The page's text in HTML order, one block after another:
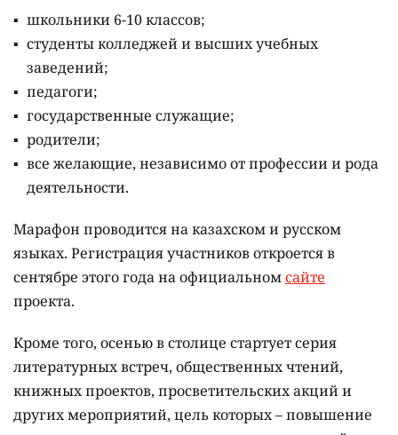
школьники 6-10 классов;
студенты колледжей и высших учебных
заведений;
педагоги;
государственные служащие;
родители;
все желающие, независимо от профессии и рода
деятельности.
Марафон проводится на казахском и русском
языках. Регистрация участников откроется в
сентябре этого года на официальномсайте
проекта.
Кроме того, осенью в столице стартует серия
литературных встреч, общественных чтений,
книжных проектов, просветительских акций и
других мероприятий, цель которых –повышение